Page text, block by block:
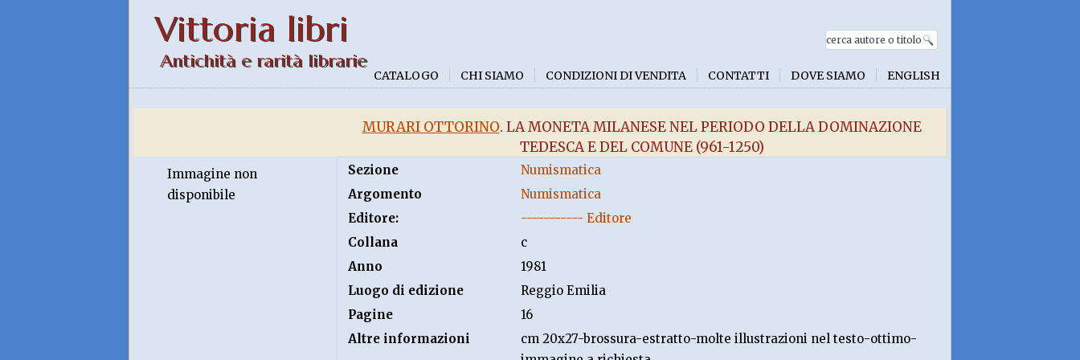
Vittoria libri
Antichità e rarità librarie
CATALOGO CHI SIAMO CONDIZIONI DI VENDITA CONTATTI DOVE SIAMO ENGLISH
MURARI OTTORINO. LA MONETA MILANESE NEL PERIODO DELLA DOMINAZIONE
TEDESCA E DEL COMUNE (961-1250)
Immagine non
disponibile
Sezione
Numismatica
Argomento
Numismatica
Editore:
----------- Editore
Collana
c
Anno
1981
Luogo di edizione
Reggio Emilia
Pagine
16
Altre informazioni
cm 20x27-brossura-estratto-molte illustrazioni nel testo-ottimo-